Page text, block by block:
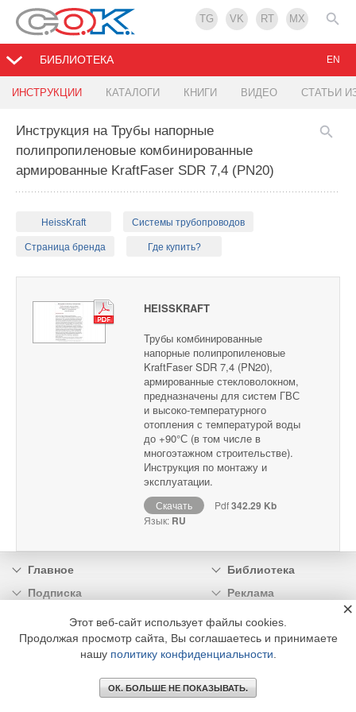
TG VK RT MX
БИБЛИОТЕКА
ИНСТРУКЦИИ КАТАЛОГИ КНИГИ ВИДЕО СТАТЬИ
EN
Инструкция на Трубы напорные
полипропиленовые комбинированные
армированные KraftFaser SDR 7,4 (PN20)
HeissKraft Системы трубопроводов
Страница бренда Где купить?
HEISSKRAFT
Трубы комбинированные
напорные полипропиленовые
KraftFaser SDR 7,4 (PN20),
армированные стекловолокном,
предназначены для систем ГВС
и высоко-температурного
отопления с температурой воды
до +90°С (в том числе в
многоэтажном строительстве).
Инструкция по монтажу и
эксплуатации.
Скачать Pdf342.29 Kb
Язык: RU
Главное
Библиотека
Подписка
Реклама
Информация
© 2002 - 2026 OOO Издательский дом «МЕДИА ТЕХНОЛОДЖИ» +7 (495) 665-00-
Этот веб-сайт использует файлы cookies.
Продолжая просмотр сайта, Вы соглашаетесь и принимаете
нашу политику конфиденциальности
ОК. БОЛЬШЕ НЕ ПОКАЗЫВАТЬ.
×